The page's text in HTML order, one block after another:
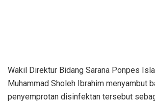
Wakil Direktur Bidang Sarana Ponpes
Muhammad Sholeh Ibrahim menyambut
penyemprotan disinfektan tersebut